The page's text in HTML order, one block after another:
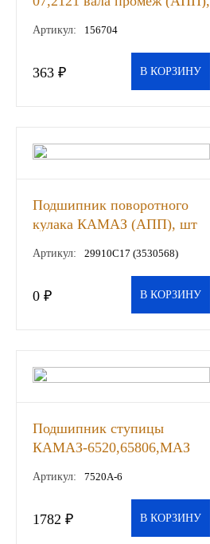
Иномарки
КРАЗ
ЛИАЗ
Спецтехника
Cummmins
Артикул: 156704
363 ₽ В КОРЗИНУ
Подшипник поворотного
кулака КАМАЗ (АПП), шт
Артикул: 29910С17 (3530568)
0 ₽ В КОРЗИНУ
Подшипник ступицы
КАМАЗ-6520,65806,МАЗ
Артикул: 7520А-6
1782 ₽ В КОРЗИНУ